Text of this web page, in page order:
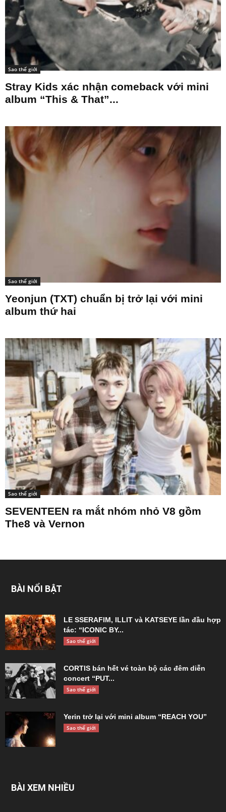
Sao thế giới
Stray Kids xác nhận comeback với mini
album “This & That”...
Sao thế giới
Yeonjun (TXT) chuẩn bị trở lại với mini
album thứ hai
Sao thế giới
SEVENTEEN ra mắt nhóm nhỏ V8 gồm
The8 và Vernon
BÀI NỔI BẬT
LE SSERAFIM, ILLIT và KATSEYE lần đầu hợp
tác: “ICONIC BY...
Sao thế giới
CORTIS bán hết vé toàn bộ các đêm diễn
concert “PUT...
Sao thế giới
Yerin trở lại với mini album “REACH YOU”
Sao thế giới
BÀI XEM NHIỀU